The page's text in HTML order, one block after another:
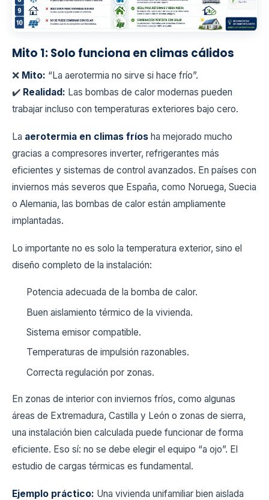
Mito 1: Solo funciona en climas cálidos
❌ Mito: “La aerotermia no sirve si hace frío”.
✔️ Realidad: Las bombas de calor modernas pueden
trabajar incluso con temperaturas exteriores bajo cero.
La aerotermia en climas fríos ha mejorado mucho
gracias a compresores inverter, refrigerantes más
eficientes y sistemas de control avanzados. En países con
inviernos más severos que España, como Noruega, Suecia
o Alemania, las bombas de calor están ampliamente
implantadas.
Lo importante no es solo la temperatura exterior, sino el
diseño completo de la instalación:
Potencia adecuada de la bomba de calor.
Buen aislamiento térmico de la vivienda.
Sistema emisor compatible.
Temperaturas de impulsión razonables.
Correcta regulación por zonas.
En zonas de interior con inviernos fríos, como algunas
áreas de Extremadura, Castilla y León o zonas de sierra,
una instalación bien calculada puede funcionar de forma
eficiente. Eso sí: no se debe elegir el equipo “a ojo”. El
estudio de cargas térmicas es fundamental.
Ejemplo práctico: Una vivienda unifamiliar bien aislada